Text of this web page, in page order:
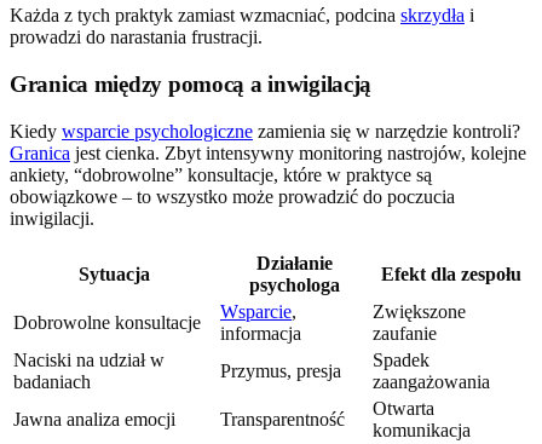
Każda z tych praktyk zamiast wzmacniać, podcina skrzydła i
prowadzi do narastania frustracji.
Granica między pomocą a inwigilacją
Kiedy wsparcie psychologiczne zamienia się w narzędzie kontroli?
Granica jest cienka. Zbyt intensywny monitoring nastrojów, kolejne
ankiety, “dobrowolne” konsultacje, które w praktyce są
obowiązkowe – to wszystko może prowadzić do poczucia
inwigilacji.
Sytuacja
Działanie
psychologa
Efekt dla zespołu
Dobrowolne konsultacje
Wsparcie,
informacja
Zwiększone
zaufanie
Naciski na udział w
badaniach
Przymus, presja
Spadek
zaangażowania
Jawna analiza emocji
Transparentność
Otwarta
komunikacja